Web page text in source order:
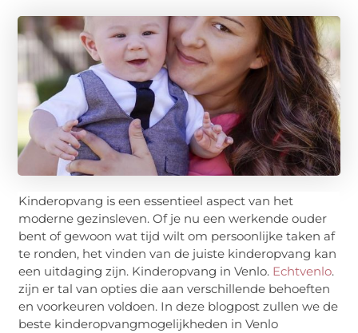
Kinderopvang is een essentieel aspect van het
moderne gezinsleven. Of je nu een werkende ouder
bent of gewoon wat tijd wilt om persoonlijke taken af
te ronden, het vinden van de juiste kinderopvang kan
een uitdaging zijn. Kinderopvang in Venlo. Echtvenlo.
zijn er tal van opties die aan verschillende behoeften
en voorkeuren voldoen. In deze blogpost zullen we de
beste kinderopvangmogelijkheden in Venlo